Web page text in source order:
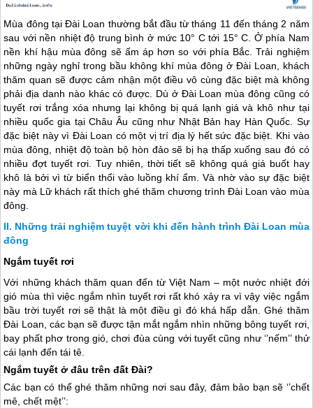
Mùa đông tạiĐài Loan thường bắt đầu từ tháng 11 đến tháng 2 năm
sau với nền nhiệt độ trung bình ở mức 10° C tới 15° C. Ở phía Nam
nền khí hậu mùa đông sẽ ấm áp hơn so với phía Bắc. Trải nghiệm
những ngày nghỉ trong bầu không khí mùa đông ở Đài Loan , khách
thăm quan sẽ được cảm nhận một điều vô cùng đặc biệt mà không
phải địa danh nào khác có được. Dù ở Đài Loan mùa đông cũng có
tuyết rơi trắng xóa nhưng lại không bị quá lạnh giá và khô như tại
nhiều quốc gia tại Châu Âu cũng như Nhật Bản hay Hàn Quốc. Sự
đặc biệt này vì Đài Loan có một vị trí địa lý hết sức đặc biệt. Khi vào
mùa đông, nhiệt độ toàn bộ hòn đảo sẽ bị hạ thấp xuống sau đó có
nhiều đợt tuyết rơi. Tuy nhiên, thời tiết sẽ không quá giá buốt hay
khô là bởi vì từ biển thổi vào luồng khí ẩm. Và nhờ vào sự đặc biệt
này mà Lữ khách rất thích ghé thăm chương trìnhĐài Loan vào mùa
đông.
Những trải nghiệm tuyệt vời khi đến hành trình Đài Loan mùa
đông
Ngắm tuyết rơi
Với những khách thăm quan đến từ Việt Nam – một nước nhiệt đới
gió mùa thì việc ngắm nhìn tuyết rơi rất khó xảy ra vì vậy việc ngắm
bầu trời tuyết rơi sẽ thật là một điều gì đó khá hấp dẫn. Ghé thăm
Đài Loan , các bạn sẽ được tận mắt ngắm nhìn những bông tuyết rơi,
bay phất phơ trong gió, chơi đùa cùng với tuyết cũng như ‘’nếm’’ thử
cái lạnh đến tái tê.
Ngắm tuyết ở đâu trên đất Đài?
Các bạn có thể ghé thăm những nơi sau đây, đảm bảo bạn sẽ ‘’chết
mê, chết mệt’’: